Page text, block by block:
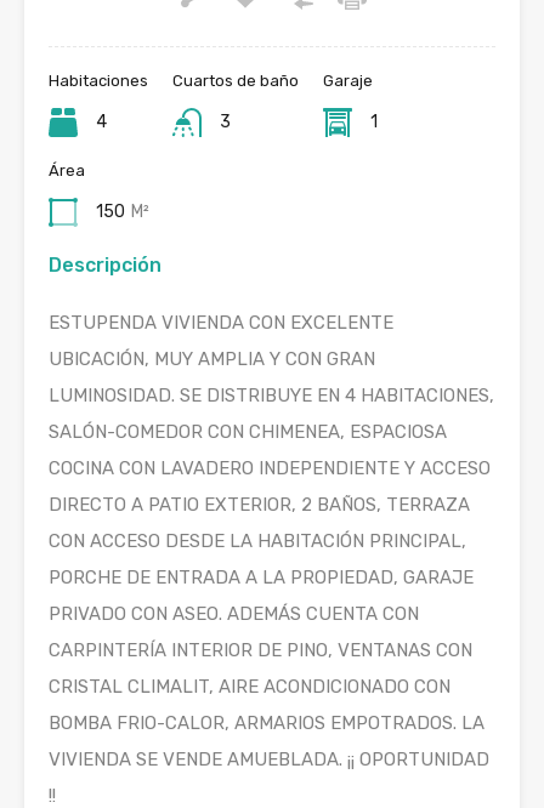
Habitaciones
4
Cuartos de baño
3
Garaje
1
Área
150 M²
Descripción
ESTUPENDA VIVIENDA CON EXCELENTE
UBICACIÓN, MUY AMPLIA Y CON GRAN
LUMINOSIDAD. SE DISTRIBUYE EN 4 HABITACIONES,
SALÓN-COMEDOR CON CHIMENEA, ESPACIOSA
COCINA CON LAVADERO INDEPENDIENTE Y ACCESO
DIRECTO A PATIO EXTERIOR, 2 BAÑOS, TERRAZA
CON ACCESO DESDE LA HABITACIÓN PRINCIPAL,
PORCHE DE ENTRADA A LA PROPIEDAD, GARAJE
PRIVADO CON ASEO. ADEMÁS CUENTA CON
CARPINTERÍA INTERIOR DE PINO, VENTANAS CON
CRISTAL CLIMALIT, AIRE ACONDICIONADO CON
BOMBA FRIO-CALOR, ARMARIOS EMPOTRADOS. LA
VIVIENDA SE VENDE AMUEBLADA. ¡¡ OPORTUNIDAD
!!